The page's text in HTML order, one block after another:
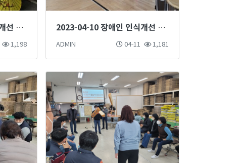
2023-04-13 장애인 인식개선 마술단 마술공연 진행
1,198
2023-04-10 장애인 인식개선 마술단 마술공연 진행
ADMIN 04-11 1,181